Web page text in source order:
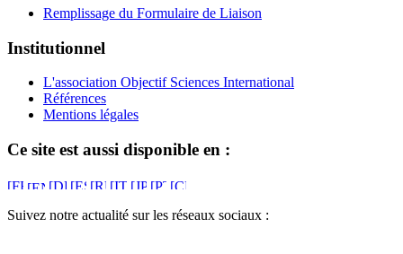
Remplissage du Formulaire de Liaison
Institutionnel
L'association Objectif Sciences International
Références
Mentions légales
Ce site est aussi disponible en :
Suivez notre actualité sur les réseaux sociaux :